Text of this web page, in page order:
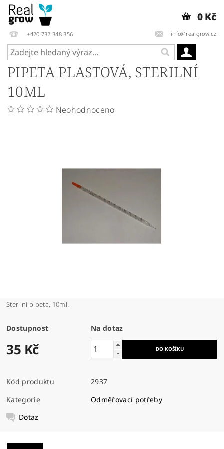
+420 732 348 356 info@realgrow.cz
0 Kč
PIPETA PLASTOVÁ, STERILNÍ
10ML
Neohodnoceno
Sterilní pipeta, 10ml.
Dostupnost Na dotaz
35 Kč
Kód produktu
2937
Kategorie
Odměřovací potřeby
Dotaz